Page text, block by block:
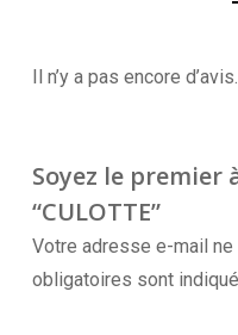
Il n’y a pas encore d’avis.
Soyez le premier
“CULOTTE”
Votre adresse e-mail
obligatoires sont